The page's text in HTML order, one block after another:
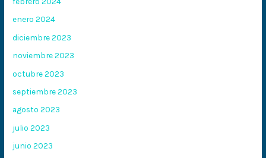
enero 2024
diciembre 2023
noviembre 2023
octubre 2023
septiembre 2023
agosto 2023
julio 2023
junio 2023